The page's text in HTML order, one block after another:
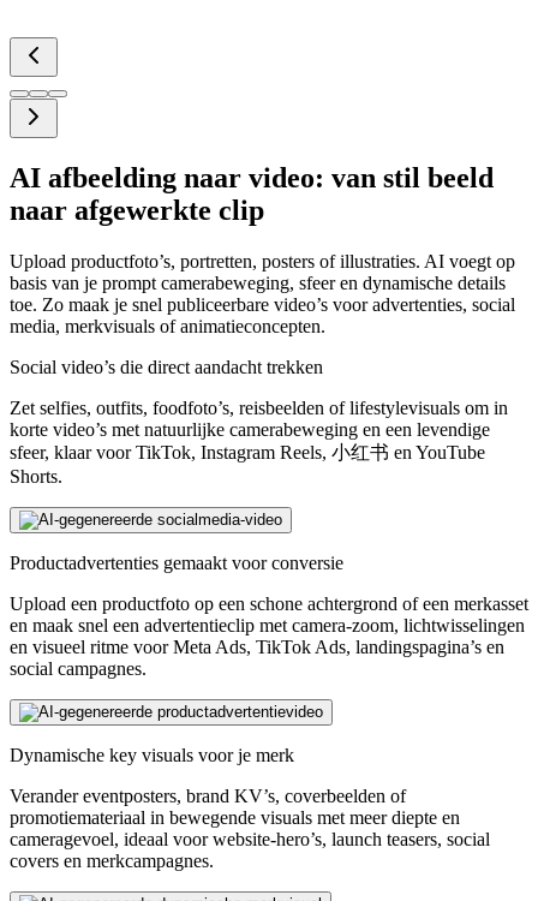
AI afbeelding naar video: van stil beeld
naar afgewerkte clip
Upload productfoto’s, portretten, posters of illustraties. AI voegt op
basis van je prompt camerabeweging, sfeer en dynamische details
toe. Zo maak je snel publiceerbare video’s voor advertenties, social
media, merkvisuals of animatieconcepten.
Social video’s die direct aandacht trekken
Zet selfies, outfits, foodfoto’s, reisbeelden of lifestylevisuals om in
korte video’s met natuurlijke camerabeweging en een levendige
sfeer, klaar voor TikTok, Instagram Reels, 小红书 en YouTube
Shorts.
Productadvertenties gemaakt voor conversie
Upload een productfoto op een schone achtergrond of een merkasset
en maak snel een advertentieclip met camera-zoom, lichtwisselingen
en visueel ritme voor Meta Ads, TikTok Ads, landingspagina’s en
social campagnes.
Dynamische key visuals voor je merk
Verander eventposters, brand KV’s, coverbeelden of
promotiemateriaal in bewegende visuals met meer diepte en
cameragevoel, ideaal voor website-hero’s, launch teasers, social
covers en merkcampagnes.